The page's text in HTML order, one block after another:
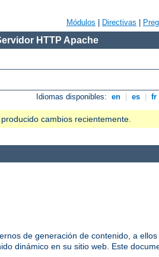
Módulos Directivas
HTTP Apache
Idiomas disponibles: en es fr
cambios recientemente.
de generación de contenido, a ellos
dinámico en su sitio web. Este